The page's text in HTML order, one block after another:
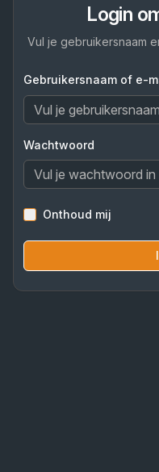
Login
Vul je gebruikersnaam
Gebruikersnaam of e-
Wachtwoord
Onthoud mij